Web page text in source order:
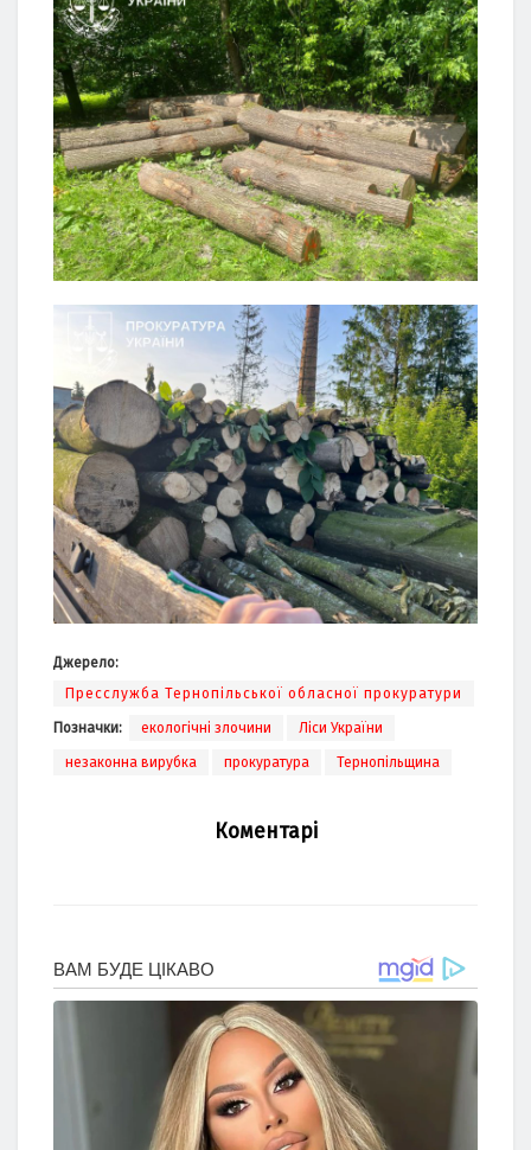
Джерело:
Пресслужба Тернопільської обласної прокуратури
Позначки: екологічні злочини Ліси України
незаконна вирубка прокуратура Тернопільщина
Коментарі